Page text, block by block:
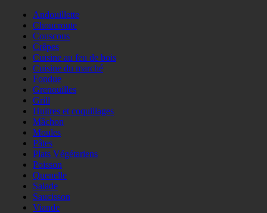
Andouillette
Choucroute
Couscous
Crêpes
Cuisine au feu de bois
Cuisine du marché
Fondue
Grenouilles
Grill
Huitres et coquillages
Mâchon
Moules
Pâtes
Plats Végétariens
Poisson
Quenelle
Salade
Saucisson
Viande